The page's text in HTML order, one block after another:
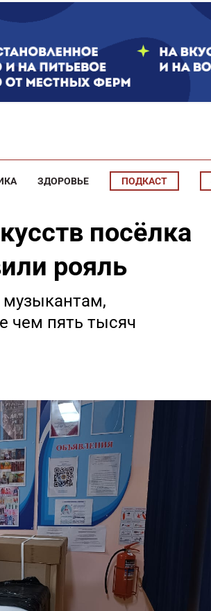
ЗДОРОВЬЕ ПОДКАСТ
посёлка
рояль
чем пять тысяч